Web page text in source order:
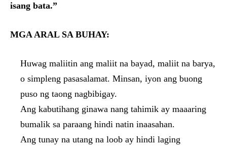
isang bata.”
MGA ARAL SA BUHAY:
Huwag maliitin ang maliit na bayad, maliit na barya,
o simpleng pasasalamat. Minsan, iyon ang buong
puso ng taong nagbibigay.
Ang kabutihang ginawa nang tahimik ay maaaring
bumalik sa paraang hindi natin inaasahan.
Ang tunay na utang na loob ay hindi laging